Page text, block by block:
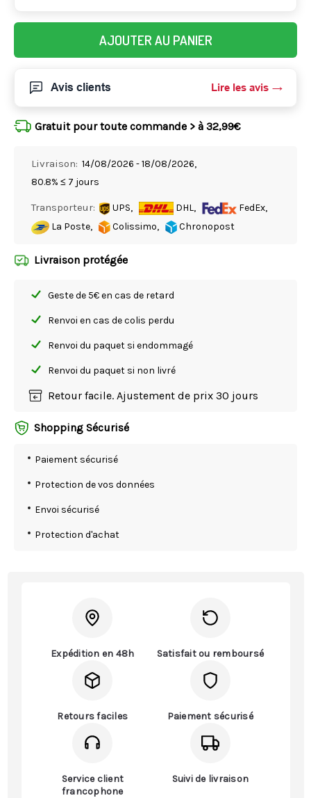
AJOUTER AU PANIER
Avis clients Lire les avis
Gratuit pour toute commande > à 32,99€
Livraison: 14/08/2026 - 18/08/2026,
80.8% ≤ 7 jours
Transporteur: UPS, DHL,
FedEx,
La Poste,
Colissimo, Chronopost
Livraison protégée
Geste de 5€ en cas de retard
Renvoi en cas de colis perdu
Renvoi du paquet si endommagé
Renvoi du paquet si non livré
Retour facile. Ajustement de prix 30 jours
Shopping Sécurisé
Paiement sécurisé
Protection de vos données
Envoi sécurisé
Protection d'achat
Expédition en 48h Satisfait ou remboursé
Retours faciles Paiement sécurisé
Service client
francophone
Suivi de livraison